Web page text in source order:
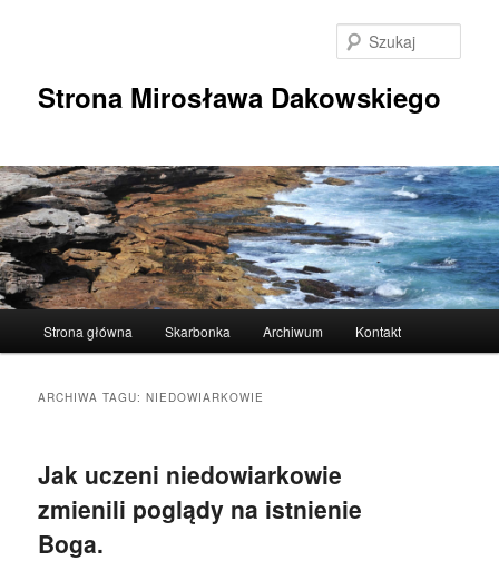
Strona Mirosława Dakowskiego
Strona główna Skarbonka Archiwum Kontakt
ARCHIWA TAGU:NIEDOWIARKOWIE
Jak uczeni niedowiarkowie
zmienili poglądy na istnienie
Boga.